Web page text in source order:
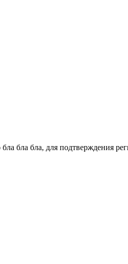
бла бла, для подтверждения